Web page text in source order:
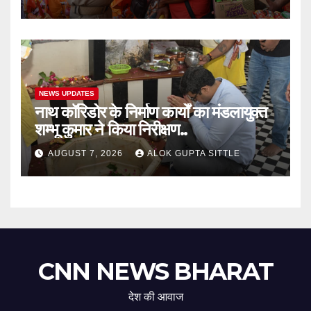
NEWS UPDATES
नाथ कॉरिडोर के निर्माण कार्यों का मंडलायुक्त
शम्भू कुमार ने किया निरीक्षण..
AUGUST 7, 2026 ALOK GUPTA SITTLE
CNN NEWS BHARAT
देश की आवाज